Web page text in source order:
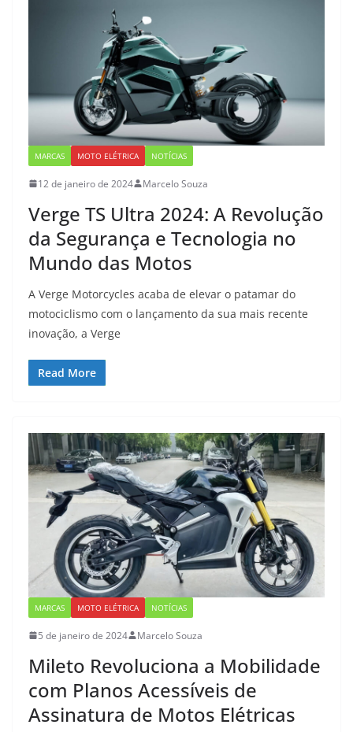
MARCAS MOTO ELÉTRICA NOTÍCIAS
12 de janeiro de 2024 Marcelo Souza
Verge TS Ultra 2024: A Revolução
da Segurança e Tecnologia no
Mundo das Motos
A Verge Motorcycles acaba de elevar o patamar do
motociclismo com o lançamento da sua mais recente
inovação, a Verge
Read More
MARCAS MOTO ELÉTRICA NOTÍCIAS
5 de janeiro de 2024 Marcelo Souza
Mileto Revoluciona a Mobilidade
com Planos Acessíveis de
Assinatura de Motos Elétricas